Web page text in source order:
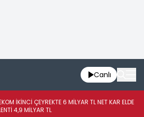
Canlı
İKİNCİ ÇEYREKTE 6 MİLYAR TL NET KAR ELDE
4,9 MİLYAR TL